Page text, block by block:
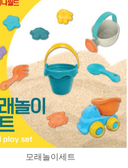
모래놀이세트